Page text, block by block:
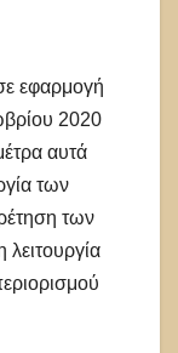
εφαρμογή
2020
αυτά
των
των